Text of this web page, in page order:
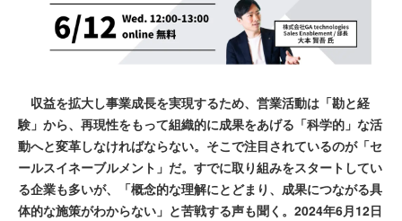
収益を拡大し事業成長を実現するため、営業活動は「勘と経
験」から、再現性をもって組織的に成果をあげる「科学的」な活
動へと変革しなければならない。そこで注目されているのが「セ
ールスイネーブルメント」だ。すでに取り組みをスタートしてい
る企業も多いが、「概念的な理解にとどまり、成果につながる具
体的な施策がわからない」と苦戦する声も聞く。2024年6月12日